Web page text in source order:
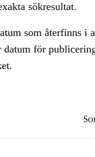
sökresultat.
som återfinns i
datum för